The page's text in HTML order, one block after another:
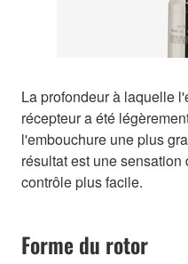
La profondeur à laquelle
récepteur a été
l'embouchure une plus
résultat est une
contrôle plus facile.
Forme du rotor